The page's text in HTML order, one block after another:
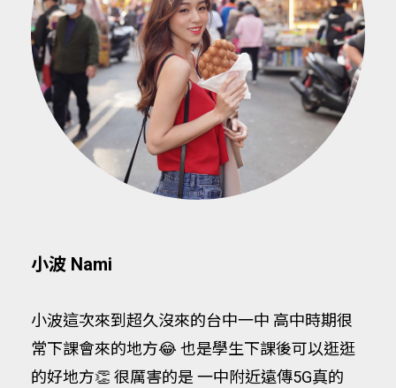
小波 Nami
小波這次來到超久沒來的台中一中 高中時期很
常下課會來的地方😂 也是學生下課後可以逛逛
的好地方👏 很厲害的是 一中附近遠傳5G真的